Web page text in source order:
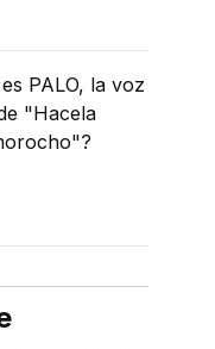
PALO, la voz
"Hacela